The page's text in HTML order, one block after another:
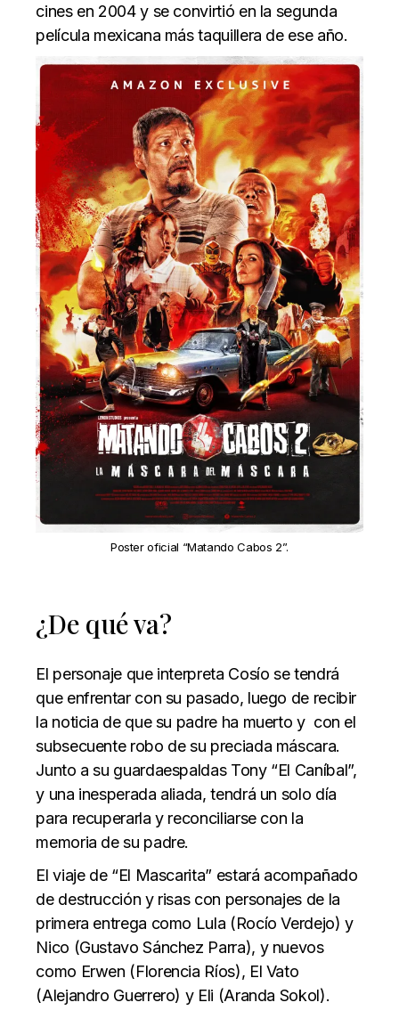
cines en 2004 y se convirtió en la segunda
película mexicana más taquillera de ese año.
Poster oficial “Matando Cabos 2”.
¿De qué va?
El personaje que interpreta Cosío se tendrá
que enfrentar con su pasado, luego de recibir
la noticia de que su padre ha muerto y con el
subsecuente robo de su preciada máscara.
Junto a su guardaespaldas Tony “El Caníbal”,
y una inesperada aliada, tendrá un solo día
para recuperarla y reconciliarse con la
memoria de su padre.
El viaje de “El Mascarita” estará acompañado
de destrucción y risas con personajes de la
primera entrega como Lula (Rocío Verdejo) y
Nico (Gustavo Sánchez Parra), y nuevos
como Erwen (Florencia Ríos), El Vato
(Alejandro Guerrero) y Eli (Aranda Sokol).